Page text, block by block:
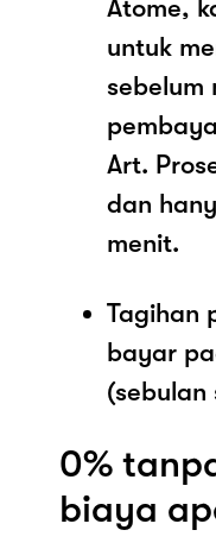
Atome,
untuk
sebelum
Art.
dan
menit.
Tagihan
bayar
(sebulan
0%
biaya